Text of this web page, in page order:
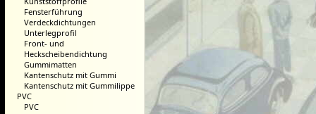
Fensterführung
Verdeckdichtungen
Unterlegprofil
Front- und
Heckscheibendichtung
Gummimatten
Kantenschutz mit Gummi
Kantenschutz mit Gummilippe
PVC
PVC